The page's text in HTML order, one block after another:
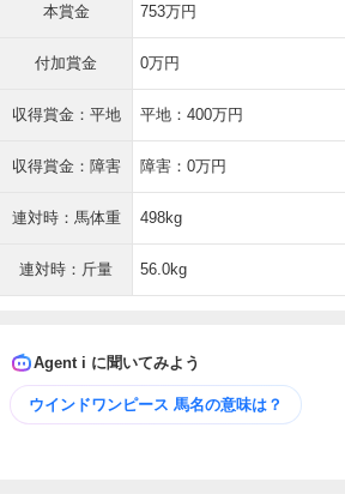
本賞金 753万円
付加賞金 0万円
収得賞金：平地 平地：400万円
収得賞金：障害 障害：0万円
連対時：馬体重 498kg
連対時：斤量 56.0kg
Agent i に聞いてみよう
ウインドワンピース 馬名の意味は？